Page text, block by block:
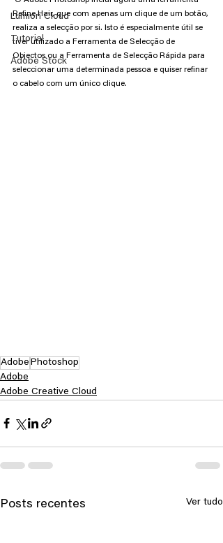
Lumion Cloud
Tutorial
Adobe Stock
Refine Hair, que com apenas um clique de um botão,
realiza a selecção por si. Isto é especialmente útil se
tiver utilizado a Ferramenta de Selecção de
Objectos ou a Ferramenta de Selecção Rápida para
seleccionar uma determinada pessoa e quiser refinar
o cabelo com um único clique.
Adobe Photoshop
Adobe
Adobe Creative Cloud
Posts recentes Ver tudo